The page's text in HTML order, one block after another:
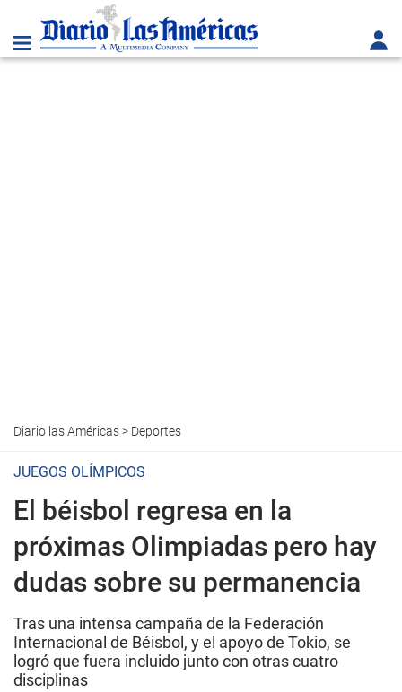
Diario las Américas> Deportes
JUEGOS OLÍMPICOS
El béisbol regresa en la
próximas Olimpiadas pero hay
dudas sobre su permanencia
Tras una intensa campaña de la Federación
Internacional de Béisbol, y el apoyo de Tokio, se
logró que fuera incluido junto con otras cuatro
disciplinas